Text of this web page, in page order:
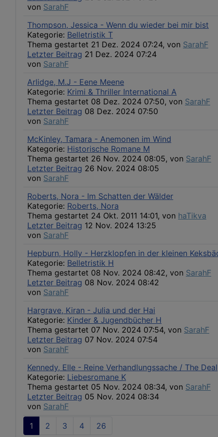
von SarahF
Thompson, Jessica - Wenn du wieder bei mir bist
Kategorie: Belletristik T
Thema gestartet 21 Dez. 2024 07:24, von SarahF
Letzter Beitrag 21 Dez. 2024 07:24
von SarahF
Arlidge, M.J - Eene Meene
Kategorie: Krimi & Thriller International A
Thema gestartet 08 Dez. 2024 07:50, von SarahF
Letzter Beitrag 08 Dez. 2024 07:50
von SarahF
McKinley, Tamara - Anemonen im Wind
Kategorie: Historische Romane M
Thema gestartet 26 Nov. 2024 08:05, von SarahF
Letzter Beitrag 26 Nov. 2024 08:05
von SarahF
Roberts, Nora - Im Schatten der Wälder
Kategorie: Roberts, Nora
Thema gestartet 24 Okt. 2011 14:01, von haTikva
Letzter Beitrag 12 Nov. 2024 13:25
von SarahF
Hepburn, Holly - Herzklopfen in der kleinen
Kategorie: Belletristik H
Thema gestartet 08 Nov. 2024 08:42, von SarahF
Letzter Beitrag 08 Nov. 2024 08:42
von SarahF
Hargrave, Kiran - Julia und der Hai
Kategorie: Kinder & Jugendbücher H
Thema gestartet 07 Nov. 2024 07:54, von SarahF
Letzter Beitrag 07 Nov. 2024 07:54
von SarahF
Kennedy, Elle - Reine Verhandlungssache / The Deal
Kategorie: Liebesromane K
Thema gestartet 05 Nov. 2024 08:34, von SarahF
Letzter Beitrag 05 Nov. 2024 08:34
von SarahF
1
2 3 4 26